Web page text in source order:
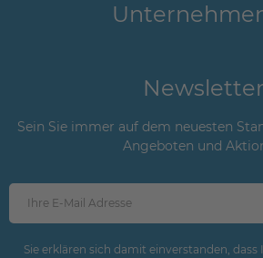
Newsletter
Sein Sie immer auf dem neuesten
Angeboten und
Sie erklären sich damit einverstanden,